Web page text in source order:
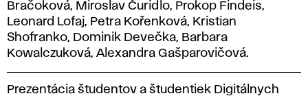
Bračoková, Miroslav Čuridlo, Prokop Findeis,
Leonard Lofaj, Petra Kořenková, Kristian
Shofranko, Dominik Devečka, Barbara
Kowalczuková, Alexandra Gašparovičová.
Prezentácia študentov a študentiek Digitálnych